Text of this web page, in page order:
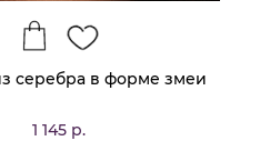
серебра в форме змеи
1 145 р.